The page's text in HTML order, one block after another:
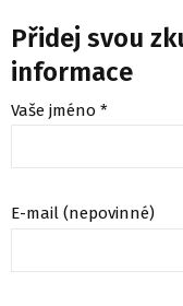
Přidej svou
informace
Vaše jméno *
E-mail (nepovinné)